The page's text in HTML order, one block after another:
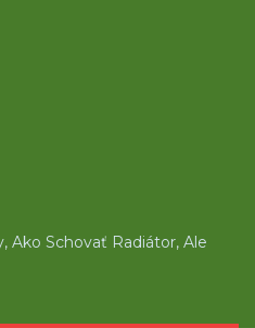
Ako Schovať Radiátor, Ale